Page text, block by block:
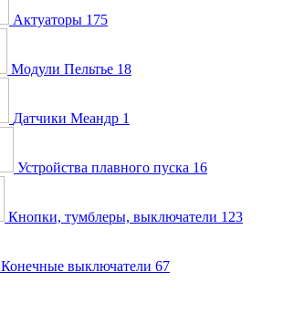
Актуаторы 175
Модули Пельтье 18
Датчики Меандр 1
Устройства плавного пуска 16
Кнопки, тумблеры, выключатели 123
Конечные выключатели 67